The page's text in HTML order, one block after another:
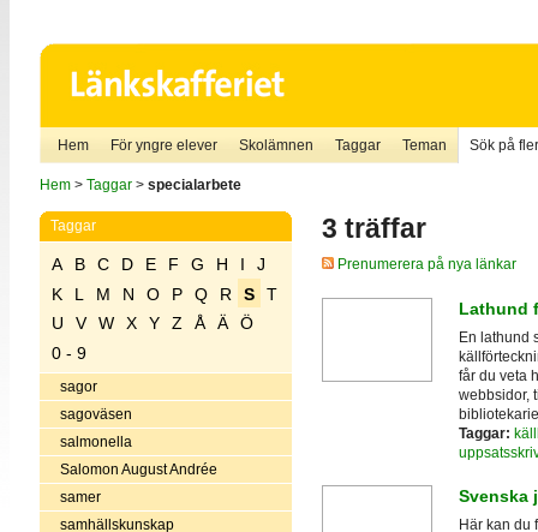
Hem För yngre elever Skolämnen Taggar Teman Sök på
Hem> Taggar> specialarbete
Taggar
A B C D E F G H I
J
K
L M N O P Q R S
T
U
V W X Y Z Å Ä
Ö
0 - 9
sagor
sagoväsen
salmonella
Salomon August Andrée
samer
samhällskunskap
3 träffar
Prenumerera på nya länkar
Lathund
En lathund
får du veta
webbsidor,
Taggar:
Svenska
Här kan du